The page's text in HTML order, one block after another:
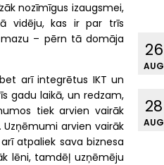
nozīmīgus izaugsmei,
vidēju, kas ir par trīs
– pērn tā domāja
arī integrētus IKT un
gadu laikā, un redzam,
tiek arvien vairāk
arvien vairāk
atpaliek sava biznesa
lēni, tamdēļ uzņēmēju
26
AUG
28
AUG